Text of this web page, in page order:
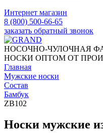
Интернет магазин
8 (800) 500-66-65
заказать обратный звонок
НОСОЧНО-ЧУЛОЧНАЯ
НОСКИ ОПТОМ ОТ
Главная
Мужские носки
Состав
Бамбук
ZB102
Носки мужские